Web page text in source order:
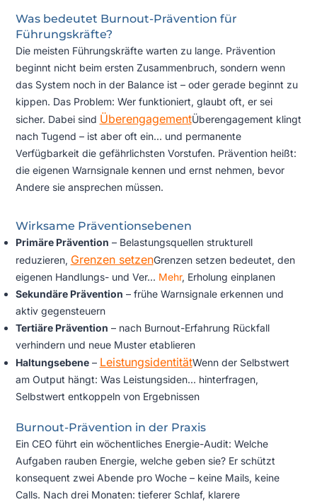
Was bedeutet Burnout-Prävention für
Führungskräfte?
Die meisten Führungskräfte warten zu lange. Prävention
beginnt nicht beim ersten Zusammenbruch, sondern wenn
das System noch in der Balance ist – oder gerade beginnt zu
kippen. Das Problem: Wer funktioniert, glaubt oft, er sei
sicher. Dabei sind ÜberengagementÜberengagement klingt
nach Tugend – ist aber oft ein... und permanente
Verfügbarkeit die gefährlichsten Vorstufen. Prävention heißt:
die eigenen Warnsignale kennen und ernst nehmen, bevor
Andere sie ansprechen müssen.
Wirksame Präventionsebenen
Primäre Prävention – Belastungsquellen strukturell
reduzieren, Grenzen setzenGrenzen setzen bedeutet, den
eigenen Handlungs- und Ver... Mehr, Erholung einplanen
Sekundäre Prävention – frühe Warnsignale erkennen und
aktiv gegensteuern
Tertiäre Prävention – nach Burnout-Erfahrung Rückfall
verhindern und neue Muster etablieren
Haltungsebene– LeistungsidentitätWenn der Selbstwert
am Output hängt: Was Leistungsiden... hinterfragen,
Selbstwert entkoppeln von Ergebnissen
Burnout-Prävention in der Praxis
Ein CEO führt ein wöchentliches Energie-Audit: Welche
Aufgaben rauben Energie, welche geben sie? Er schützt
konsequent zwei Abende pro Woche – keine Mails, keine
Calls. Nach drei Monaten: tieferer Schlaf, klarere